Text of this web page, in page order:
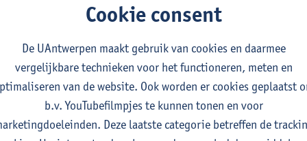
Katrien Lievois Isa Van Acker
genres, discours en langue française
1E/2E SEM
studiepunten
Kris Peeters
verplichte opleidingsonderdelen
Cookie consent
De UAntwerpen maakt gebruik van cookies en daarmee
vergelijkbare technieken voor het functioneren, meten en
van de website. Ook worden er cookies geplaatst
b.v. YouTubefilmpjes te kunnen tonen en voor
Deze laatste categorie betreffen de